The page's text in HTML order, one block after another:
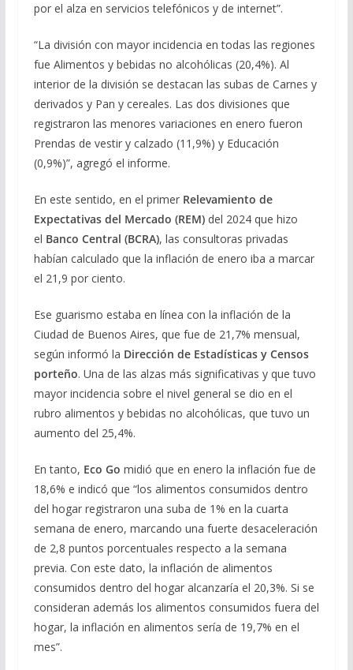
por el alza en servicios telefónicos y de internet”.
“La división con mayor incidencia en todas las regiones
fue Alimentos y bebidas no alcohólicas (20,4%). Al
interior de la división se destacan las subas de Carnes y
derivados y Pan y cereales. Las dos divisiones que
registraron las menores variaciones en enero fueron
Prendas de vestir y calzado (11,9%) y Educación
(0,9%)”, agregó el informe.
En este sentido, en el primer Relevamiento de
Expectativas del Mercado (REM)del 2024 que hizo
el Banco Central (BCRA), las consultoras privadas
habían calculado que la inflación de enero iba a marcar
el 21,9 por ciento.
Ese guarismo estaba en línea con la inflación de la
Ciudad de Buenos Aires, que fue de 21,7% mensual,
según informó la Dirección de Estadísticas y Censos
porteño. Una de las alzas más significativas y que tuvo
mayor incidencia sobre el nivel general se dio en el
rubro alimentos y bebidas no alcohólicas, que tuvo un
aumento del 25,4%.
En tanto, Eco Go midió que en enero la inflación fue de
18,6% e indicó que “los alimentos consumidos dentro
del hogar registraron una suba de 1% en la cuarta
semana de enero, marcando una fuerte desaceleración
de 2,8 puntos porcentuales respecto a la semana
previa. Con este dato, la inflación de alimentos
consumidos dentro del hogar alcanzaría el 20,3%. Si se
consideran además los alimentos consumidos fuera del
hogar, la inflación en alimentos sería de 19,7% en el
mes”.